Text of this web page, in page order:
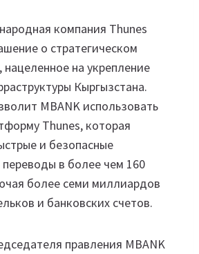
компания Thunes
о стратегическом
нацеленное на укрепление
Кыргызстана.
MBANK использовать
Thunes, которая
и безопасные
в более чем 160
более семи миллиардов
и банковских счетов.
правления MBANK